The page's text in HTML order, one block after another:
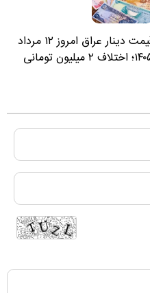
قیمت دینار عراق امروز ۱۲ مرداد
۱۴۰۵؛ اختلاف ۲ میلیون تومانی